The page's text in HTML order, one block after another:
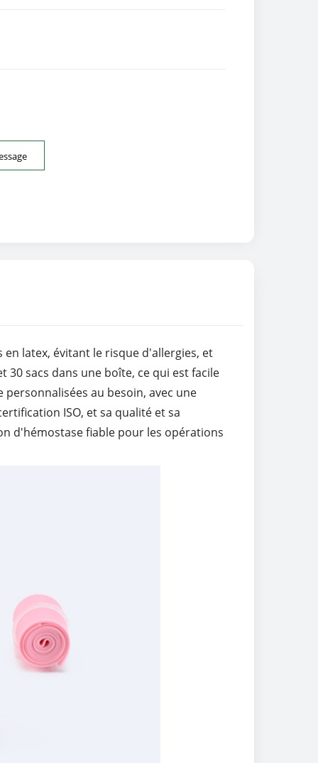
latex, évitant le risque d'allergies, et
sacs dans une boîte, ce qui est facile
au besoin, avec une
ISO, et sa qualité et sa
d'hémostase fiable pour les opérations